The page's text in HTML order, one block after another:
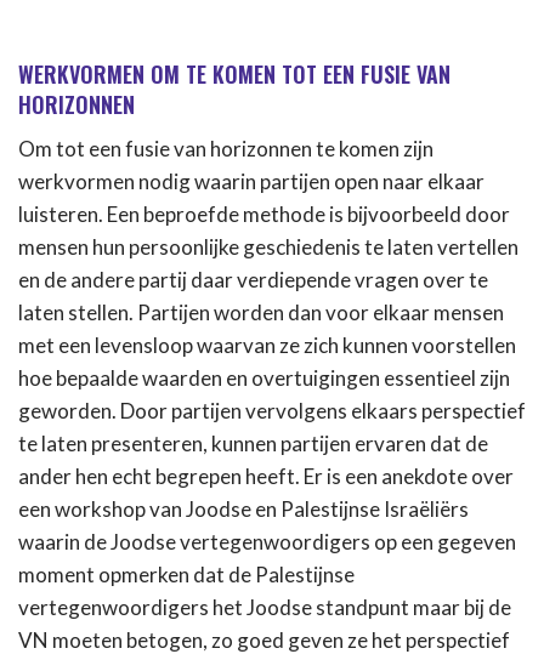
WERKVORMEN OM TE KOMEN TOT EEN FUSIE VAN
HORIZONNEN
Om tot een fusie van horizonnen te komen zijn
werkvormen nodig waarin partijen open naar elkaar
luisteren. Een beproefde methode is bijvoorbeeld door
mensen hun persoonlijke geschiedenis te laten vertellen
en de andere partij daar verdiepende vragen over te
laten stellen. Partijen worden dan voor elkaar mensen
met een levensloop waarvan ze zich kunnen voorstellen
hoe bepaalde waarden en overtuigingen essentieel zijn
geworden. Door partijen vervolgens elkaars perspectief
te laten presenteren, kunnen partijen ervaren dat de
ander hen echt begrepen heeft. Er is een anekdote over
een workshop van Joodse en Palestijnse Israëliërs
waarin de Joodse vertegenwoordigers op een gegeven
moment opmerken dat de Palestijnse
vertegenwoordigers het Joodse standpunt maar bij de
VN moeten betogen, zo goed geven ze het perspectief